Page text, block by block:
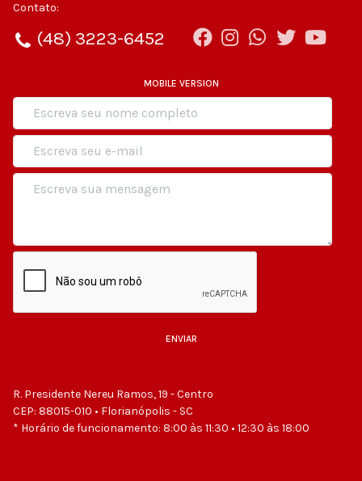
Contato:
(48) 3223-6452
MOBILE VERSION
ENVIAR
R. Presidente Nereu Ramos, 19 - Centro
CEP: 88015-010 • Florianópolis - SC
* Horário de funcionamento: 8:00 às 11:30 • 12:30 às 18:00